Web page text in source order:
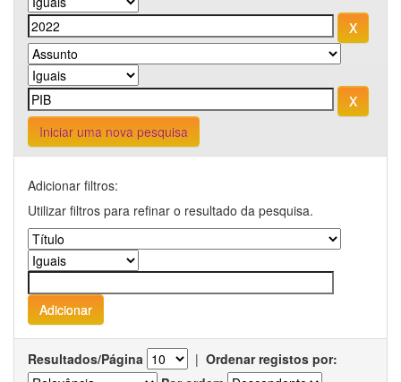
Iniciar uma nova pesquisa
Adicionar filtros:
Utilizar filtros para refinar o resultado da pesquisa.
Resultados/Página | Ordenar registos por: